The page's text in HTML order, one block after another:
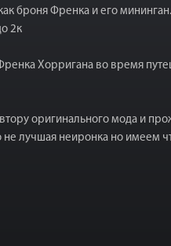
броня Френка и его мининган.
2к
Хорригана во время
оригинального мода и
не лучшая неиронка но имеем